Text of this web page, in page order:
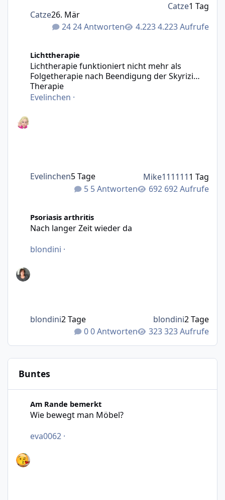
24 Antworten 4.223 Aufrufe
Catze26. Mär
Catze1 Tag
Lichttherapie
Lichtherapie funktioniert nicht mehr als
Folgetherapie nach Beendigung der Skyrizi
Therapie
Evelinchen ·
5 Antworten 692 Aufrufe
Evelinchen5 Tage Mike1111111 Tag
Psoriasis arthritis
Nach langer Zeit wieder da
blondini ·
0 Antworten 323 Aufrufe
blondini2 Tage blondini2 Tage
Buntes
Am Rande bemerkt
Wie bewegt man Möbel?
eva0062 ·